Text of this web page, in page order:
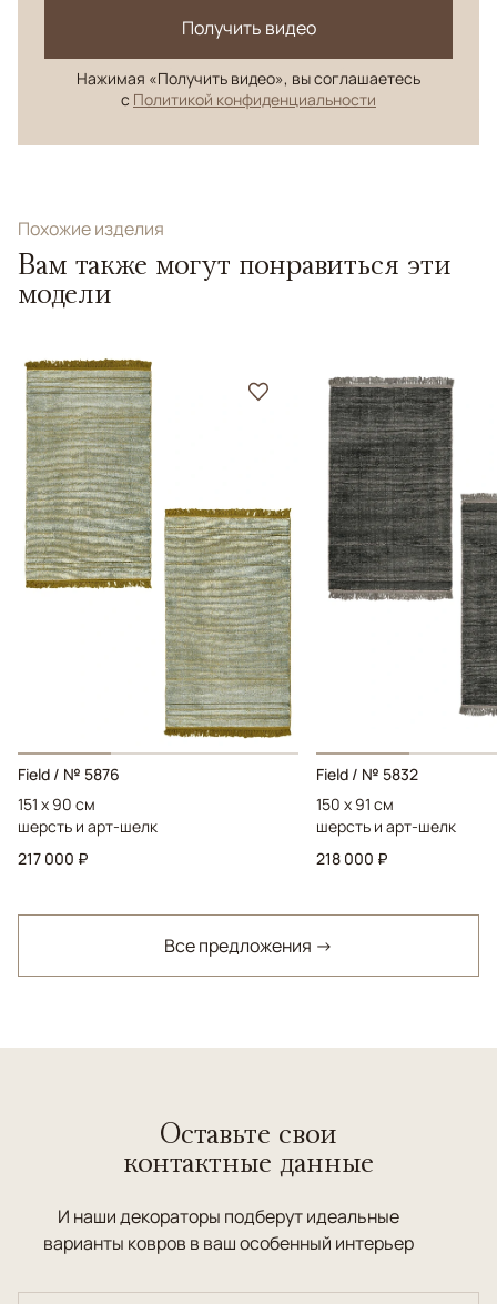
Получить видео
Нажимая «Получить видео», вы соглашаетесь
с Политикой конфиденциальности
Похожие изделия
Вам также могут понравиться эти
модели
Field / № 5876
151 x 90 см
шерсть и арт-шелк
217 000 ₽
Field / № 5832
150 x 91 см
шерсть и арт-шелк
218 000 ₽
Все предложения →
Оставьте свои
контактные данные
И наши декораторы подберут идеальные
варианты ковров в ваш особенный интерьер